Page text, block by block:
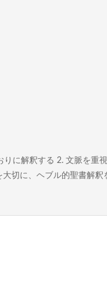
に解釈する 2. 文脈を重
切に、ヘブル的聖書解釈